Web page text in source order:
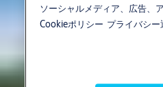
ソーシャルメディア、広告、
Cookieポリシー プライバシー